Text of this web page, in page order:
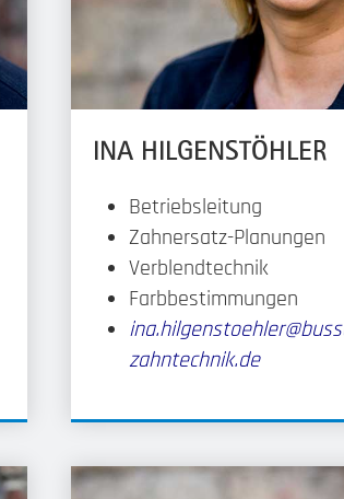
INA HILGENSTÖHLER
Betriebsleitung
Zahnersatz-Planungen
Verblendtechnik
Farbbestimmungen
zahntechnik.de